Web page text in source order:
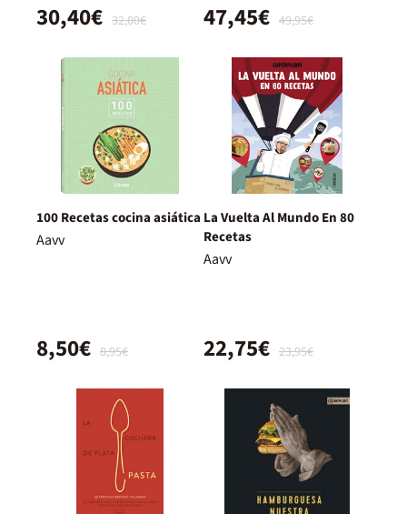
32,00€
30,40€ 49,95€
47,45€
100 Recetas cocina asiática
Aavv
8,95€
8,50€
La Vuelta Al Mundo En 80
Recetas
Aavv
23,95€
22,75€